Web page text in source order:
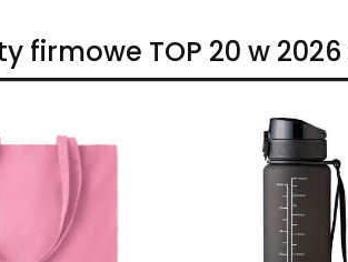
firmowe TOP 20 w